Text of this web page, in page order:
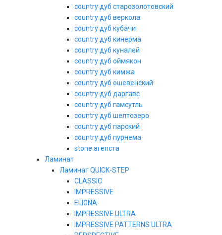
country дуб старозолотовский
country дуб веркола
country дуб кубачи
country дуб кинерма
country дуб куналей
country дуб оймякон
country дуб кимжа
country дуб ошевенский
country дуб даргавс
country дуб гамсутль
country дуб шелтозеро
country дуб парский
country дуб пурнема
stone агепста
Ламинат
Ламинат QUICK-STEP
CLASSIC
IMPRESSIVE
ELIGNA
IMPRESSIVE ULTRA
IMPRESSIVE PATTERNS ULTRA